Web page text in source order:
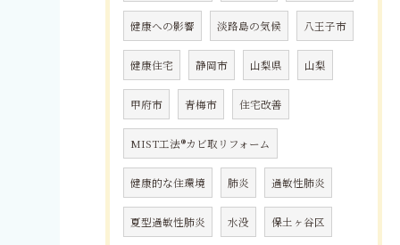
健康への影響 淡路島の気候 八王子市
健康住宅 静岡市 山梨県 山梨
甲府市 青梅市 住宅改善
MIST工法®カビ取リフォーム
健康的な住環境 肺炎 過敏性肺炎
夏型過敏性肺炎 水没 保土ヶ谷区